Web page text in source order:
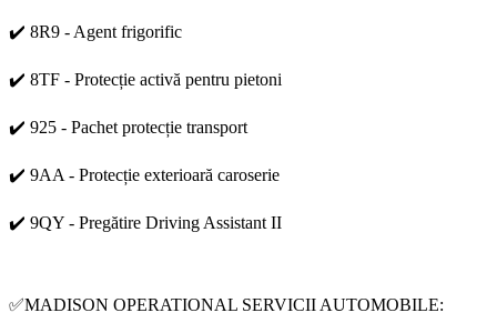
✔️ 8R9 - Agent frigorific
✔️ 8TF - Protecție activă pentru pietoni
✔️ 925 - Pachet protecție transport
✔️ 9AA - Protecție exterioară caroserie
✔️ 9QY - Pregătire Driving Assistant II
✅MADISON OPERATIONAL SERVICII AUTOMOBILE: